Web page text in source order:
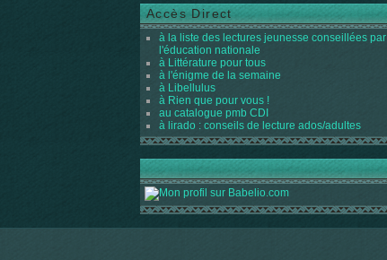
Accès Direct
à la liste des lectures jeunesse conseillées par
l'éducation nationale
à Littérature pour tous
à l'énigme de la semaine
à Libellulus
à Rien que pour vous !
au catalogue pmb CDI
à lirado : conseils de lecture ados/adultes